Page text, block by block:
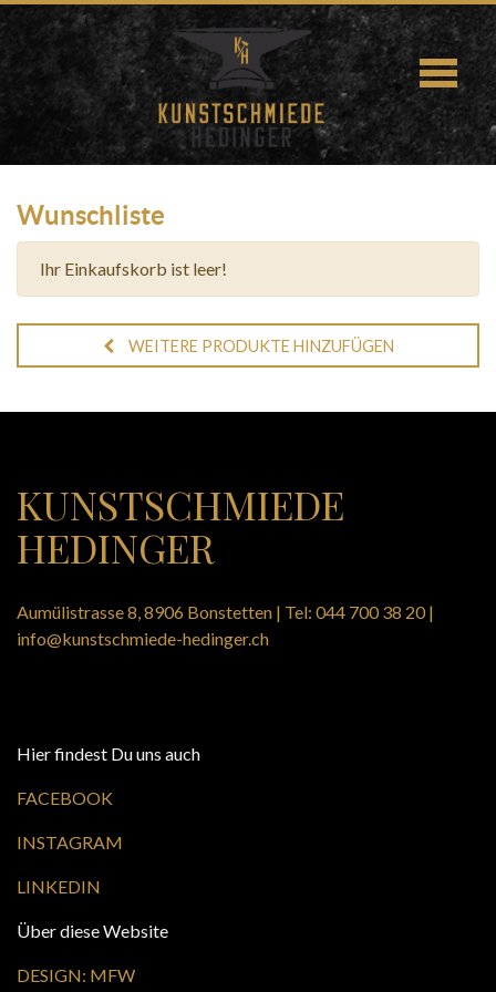
Wunschliste
Ihr Einkaufskorb ist leer!
WEITERE PRODUKTE HINZUFÜGEN
KUNSTSCHMIEDE
HEDINGER
Aumülistrasse 8, 8906 Bonstetten | Tel: 044 700 38 20|
info@kunstschmiede-hedinger.ch
Hier findest Du uns auch
FACEBOOK
INSTAGRAM
LINKEDIN
Über diese Website
DESIGN: MFW